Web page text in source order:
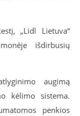
„Lidl Lietuva“
išdirbusių
augimą
kėlimo sistema.
penkios